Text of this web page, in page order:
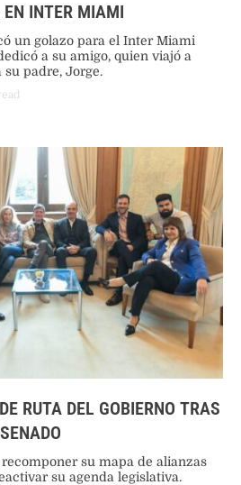
EN INTER MIAMI
un golazo para el Inter Miami
a su amigo, quien viajó a
su padre, Jorge.
RUTA DEL GOBIERNO TRAS
su mapa de alianzas
su agenda legislativa.